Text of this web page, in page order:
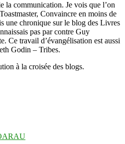
la communication. Je vois que l’on
Convaincre en moins de
une chronique sur le blog des Livres
pas par contre Guy
Ce travail d’évangélisation est aussi
Godin – Tribes.
à la croisée des blogs.